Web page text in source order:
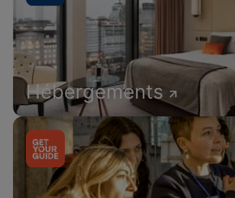
Hébergements